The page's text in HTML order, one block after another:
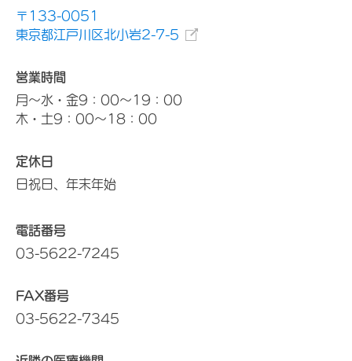
〒133-0051
東京都江戸川区北小岩2-7-5
営業時間
月～水・金9：00～19：00
木・土9：00～18：00
定休日
日祝日、年末年始
電話番号
03-5622-7245
FAX番号
03-5622-7345